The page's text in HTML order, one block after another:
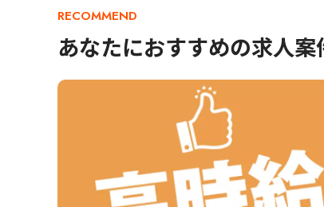
RECOMMEND
あなたにおすすめの求人案